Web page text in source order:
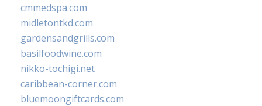
cmmedspa.com
midletontkd.com
gardensandgrills.com
basilfoodwine.com
nikko-tochigi.net
caribbean-corner.com
bluemoongiftcards.com